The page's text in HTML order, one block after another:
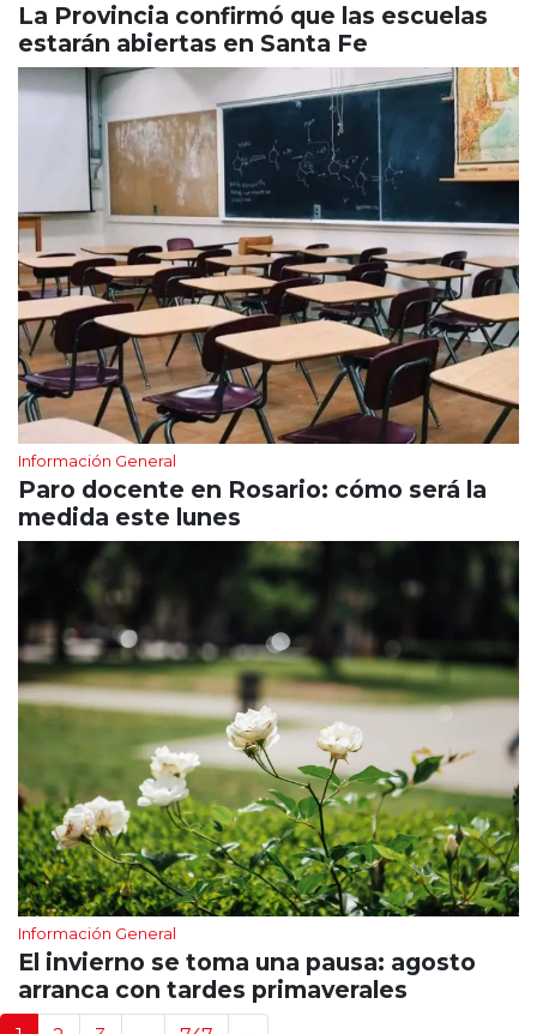
La Provincia confirmó que las escuelas
estarán abiertas en Santa Fe
Información General
Paro docente en Rosario: cómo será la
medida este lunes
Información General
El invierno se toma una pausa: agosto
arranca con tardes primaverales